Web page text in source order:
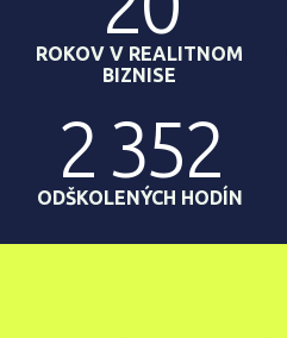
ROKOV V REALITNOM
BIZNISE
2 400
ODŠKOLENÝCH HODÍN